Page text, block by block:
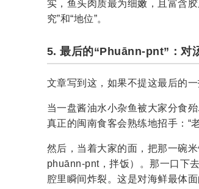
实，鱼头肉质最为细嫩，且富含
究”和“地位”。
5. 最后的“Phuānn-pnt”：对
文章写到这，如果不提这最后的
当一盘酱油水小杂鱼被大家分食
真正的闽南食客会熟练地招手：“
然后，当着大家的面，把那一碗
phuānn-pnt，拌饭）。那一口下
腔里瞬间炸裂。这是对海鲜最体